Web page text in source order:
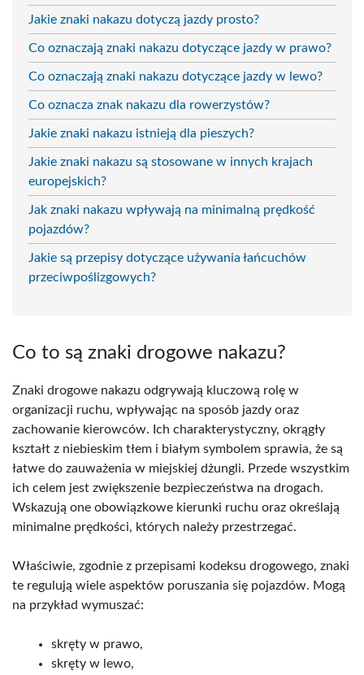
Jakie znaki nakazu dotyczą jazdy prosto?
Co oznaczają znaki nakazu dotyczące jazdy w prawo?
Co oznaczają znaki nakazu dotyczące jazdy w lewo?
Co oznacza znak nakazu dla rowerzystów?
Jakie znaki nakazu istnieją dla pieszych?
Jakie znaki nakazu są stosowane w innych krajach
europejskich?
Jak znaki nakazu wpływają na minimalną prędkość
pojazdów?
Jakie są przepisy dotyczące używania łańcuchów
przeciwpoślizgowych?
Co to są znaki drogowe nakazu?
Znaki drogowe nakazu odgrywają kluczową rolę w
organizacji ruchu, wpływając na sposób jazdy oraz
zachowanie kierowców. Ich charakterystyczny, okrągły
kształt z niebieskim tłem i białym symbolem sprawia, że są
łatwe do zauważenia w miejskiej dżungli. Przede wszystkim
ich celem jest zwiększenie bezpieczeństwa na drogach.
Wskazują one obowiązkowe kierunki ruchu oraz określają
minimalne prędkości, których należy przestrzegać.
Właściwie, zgodnie z przepisami kodeksu drogowego, znaki
te regulują wiele aspektów poruszania się pojazdów. Mogą
na przykład wymuszać:
skręty w prawo,
skręty w lewo,